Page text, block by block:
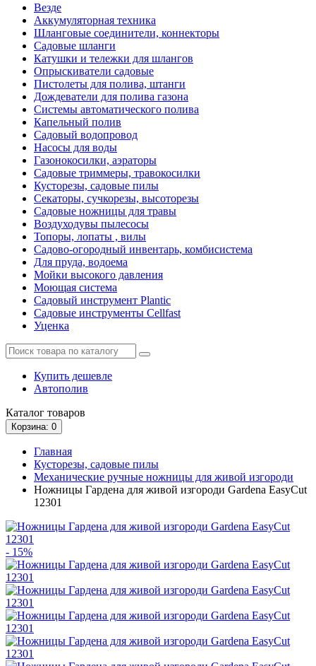
Везде
Аккумуляторная техника
Шланговые соединители, коннекторы
Садовые шланги
Катушки и тележки для шлангов
Опрыскиватели садовые
Пистолеты для полива, штанги
Дождеватели для полива газона
Системы автоматического полива
Капельный полив
Садовый водопровод
Насосы для воды
Газонокосилки, аэраторы
Садовые триммеры, травокосилки
Кусторезы, садовые пилы
Секаторы, сучкорезы, высоторезы
Садовые ножницы для травы
Воздуходувы пылесосы
Топоры, лопаты , вилы
Садово-огородный инвентарь, комбисистема
Для пруда, водоема
Мойки высокого давления
Моющая система
Садовый инструмент Plantic
Садовые инструменты Cellfast
Уценка
Купить дешевле
Автополив
Каталог товаров
Корзина: 0
Главная
Кусторезы, садовые пилы
Механические ручные ножницы для живой изгороди
Ножницы Гардена для живой изгороди Gardena EasyCut
12301
- 15%